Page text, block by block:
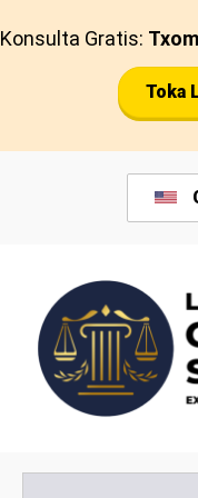
pa
Konsulta Gratis:
Toka